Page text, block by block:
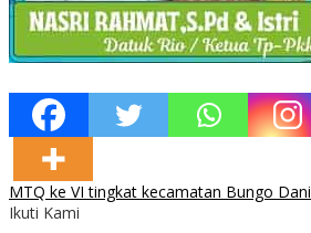
MTQ ke VI tingkat kecamatan Bungo Dani
Ikuti Kami